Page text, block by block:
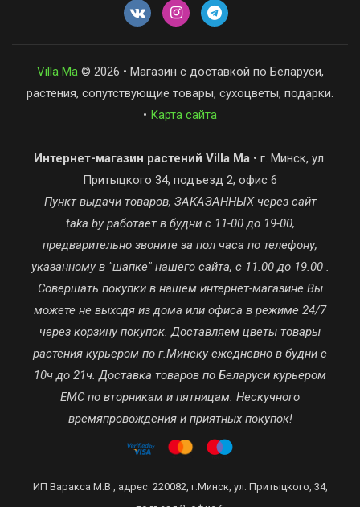
Villa Ma © 2026 • Магазин с доставкой по Беларуси,
растения, сопутствующие товары, сухоцветы, подарки.
• Карта сайта
Интернет-магазин растений Villa Ma • г. Минск, ул.
Притыцкого 34, подъезд 2, офис 6
Пункт выдачи товаров, ЗАКАЗАННЫХ через сайт
taka.by работает в будни с 11-00 до 19-00,
предварительно звоните за пол часа по телефону,
указанному в "шапке" нашего сайта, с 11.00 до 19.00 .
Совершать покупки в нашем интернет-магазине Вы
можете не выходя из дома или офиса в режиме 24/7
через корзину покупок. Доставляем цветы товары
растения курьером по г.Минску ежедневно в будни с
10ч до 21ч. Доставка товаров по Беларуси курьером
ЕМС по вторникам и пятницам. Нескучного
времяпровождения и приятных покупок!
ИП Варакса М.В., адрес: 220082, г.Минск, ул. Притыцкого, 34,